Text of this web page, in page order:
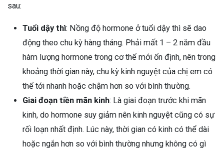
sau:
Tuổi dậy thì: Nồng độ hormone ở tuổi dậy thì sẽ dao
động theo chu kỳ hàng tháng. Phải mất 1 – 2 năm đầu
hàm lượng hormone trong cơ thể mới ổn định, nên trong
khoảng thời gian này, chu kỳ kinh nguyệt của chị em có
thể tới nhanh hoặc chậm hơn so với bình thường.
Giai đoạn tiền mãn kinh: Là giai đoạn trước khi mãn
kinh, do hormone suy giảm nên kinh nguyệt cũng có sự
rối loạn nhất định. Lúc này, thời gian có kinh có thể dài
hoặc ngắn hơn so với bình thường nhưng không có gì